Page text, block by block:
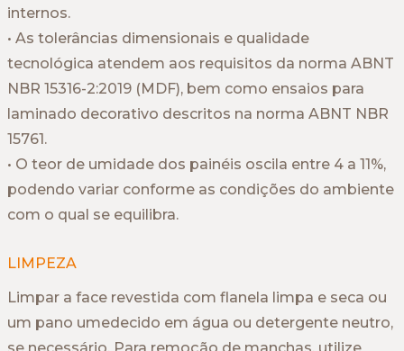
internos.
• As tolerâncias dimensionais e qualidade
tecnológica atendem aos requisitos da norma ABNT
NBR 15316-2:2019 (MDF), bem como ensaios para
laminado decorativo descritos na norma ABNT NBR
15761.
• O teor de umidade dos painéis oscila entre 4 a 11%,
podendo variar conforme as condições do ambiente
com o qual se equilibra.
LIMPEZA
Limpar a face revestida com flanela limpa e seca ou
um pano umedecido em água ou detergente neutro,